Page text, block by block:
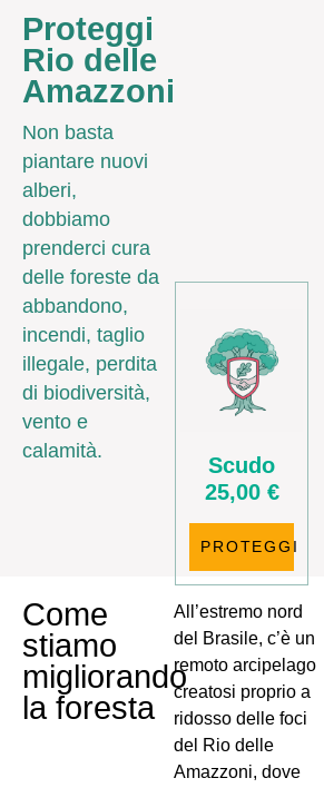
Proteggi
Rio delle
Amazzoni
Non basta
piantare nuovi
alberi,
dobbiamo
prenderci cura
delle foreste da
abbandono,
incendi, taglio
illegale, perdita
di biodiversità,
vento e
calamità.
25,00 €
PROTEGGI
Come
stiamo
migliorando
la foresta
All’estremo nord
del Brasile, c’è un
remoto arcipelago
creatosi proprio a
ridosso delle foci
del Rio delle
Amazzoni, dove